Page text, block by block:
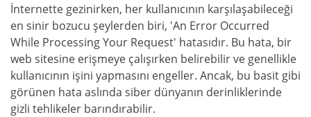
İnternette gezinirken, her kullanıcının karşılaşabileceği
en sinir bozucu şeylerden biri, 'An Error Occurred
While Processing Your Request' hatasıdır. Bu hata, bir
web sitesine erişmeye çalışırken belirebilir ve genellikle
kullanıcının işini yapmasını engeller. Ancak, bu basit gibi
görünen hata aslında siber dünyanın derinliklerinde
gizli tehlikeler barındırabilir.